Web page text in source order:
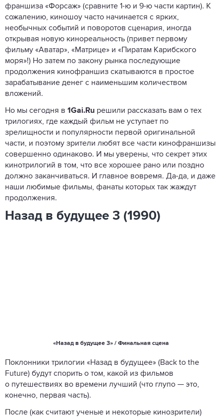
франшиза «Форсаж» (сравните 1-ю и 9-ю части картин). К
сожалению, киношоу часто начинается с ярких,
необычных событий и поворотов сценария, иногда
открывая новую кинореальность (привет первому
фильму «Аватар», «Матрице» и «Пиратам Карибского
моря»!) Но затем по закону рынка последующие
продолжения кинофраншиз скатываются в простое
зарабатывание денег с наименьшим количеством
вложений.
Но мы сегодня в 1Gai.Ru решили рассказать вам о тех
трилогиях, где каждый фильм не уступает по
зрелищности и популярности первой оригинальной
части, и поэтому зрители любят все части кинофраншизы
совершенно одинаково. И мы уверены, что секрет этих
кинотрилогий в том, что все хорошее рано или поздно
должно заканчиваться. И главное вовремя. Да-да, и даже
наши любимые фильмы, фанаты которых так жаждут
продолжения.
Назад в будущее 3 (1990)
«Назад в будущее 3» / Финальная сцена
Поклонники трилогии «Назад в будущее» (Back to the
Future) будут спорить о том, какой из фильмов
о путешествиях во времени лучший (что глупо — это,
конечно, первая часть).
После (как считают ученые и некоторые кинозрители)